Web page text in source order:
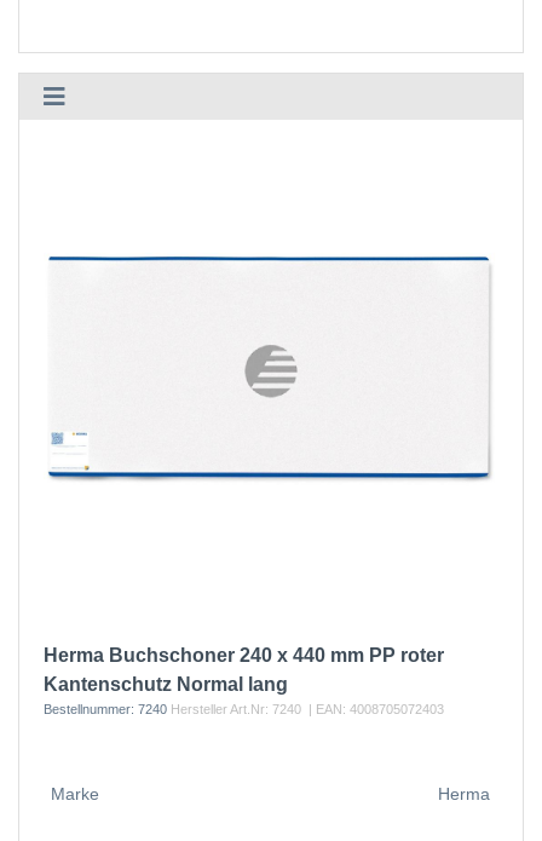
Herma Buchschoner 240 x 440 mm PP roter
Kantenschutz Normal lang
Bestellnummer: 7240 Hersteller Art.Nr: 7240 | EAN: 4008705072403
Marke Herma